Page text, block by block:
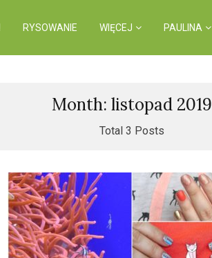
RYSOWANIE WIĘCEJ PAULINA
Month: listopad 2019
Total 3 Posts